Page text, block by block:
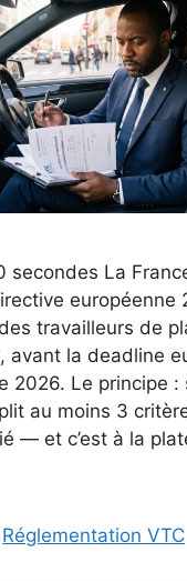
secondes La
européenne
travailleurs de
avant la deadline
2026. Le principe :
au moins 3
— et c’est à la
Réglementation VTC